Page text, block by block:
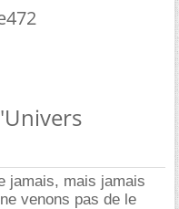
jamais, mais jamais
venons pas de le